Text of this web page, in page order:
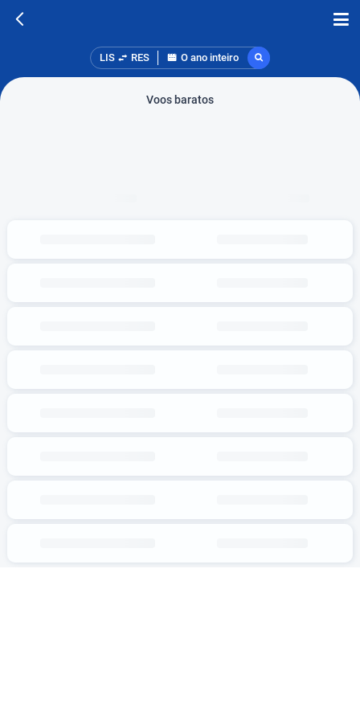
LIS RES O ano inteiro
Voos baratos